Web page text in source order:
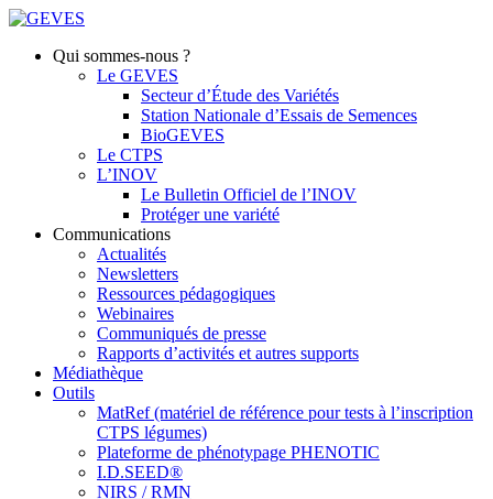
Qui sommes-nous ?
Le GEVES
Secteur d’Étude des Variétés
Station Nationale d’Essais de Semences
BioGEVES
Le CTPS
L’INOV
Le Bulletin Officiel de l’INOV
Protéger une variété
Communications
Actualités
Newsletters
Ressources pédagogiques
Webinaires
Communiqués de presse
Rapports d’activités et autres supports
Médiathèque
Outils
MatRef (matériel de référence pour tests à l’inscription
CTPS légumes)
Plateforme de phénotypage PHENOTIC
I.D.SEED®
NIRS / RMN